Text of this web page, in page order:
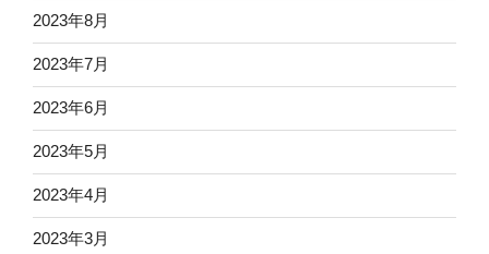
2023年8月
2023年7月
2023年6月
2023年5月
2023年4月
2023年3月